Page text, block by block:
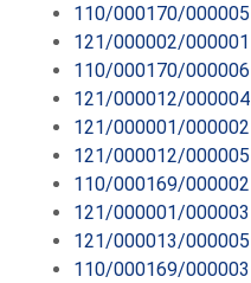
110/000170/000005
121/000002/000001
110/000170/000006
121/000012/000004
121/000001/000002
121/000012/000005
110/000169/000002
121/000001/000003
121/000013/000005
110/000169/000003